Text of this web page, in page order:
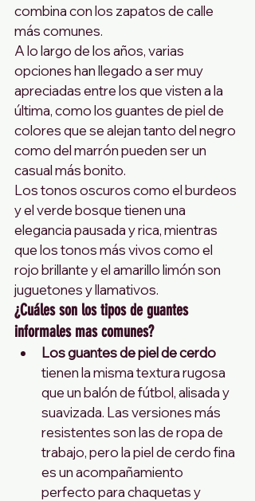
combina con los zapatos de calle
más comunes.
A lo largo de los años, varias
opciones han llegado a ser muy
apreciadas entre los que visten a la
última, como los guantes de piel de
colores que se alejan tanto del negro
como del marrón pueden ser un
casual más bonito.
Los tonos oscuros como el burdeos
y el verde bosque tienen una
elegancia pausada y rica, mientras
que los tonos más vivos como el
rojo brillante y el amarillo limón son
juguetones y llamativos.
¿Cuáles son los tipos de guantes
informales mas comunes?
Los guantes de piel de cerdo
tienen la misma textura rugosa
que un balón de fútbol, alisada y
suavizada. Las versiones más
resistentes son las de ropa de
trabajo, pero la piel de cerdo fina
es un acompañamiento
perfecto para chaquetas y